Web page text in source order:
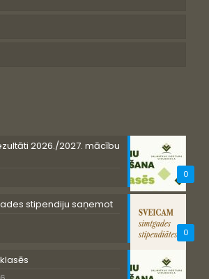
0
2026./2027. mācību
0
stipendiju saņemot